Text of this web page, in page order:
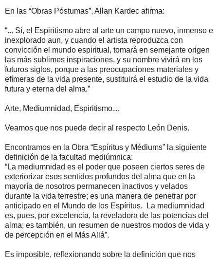
En las “Obras Póstumas”, Allan Kardec afirma:
“... Sí, el Espiritismo abre al arte un campo nuevo, inmenso e
inexplorado aun, y cuando el artista reproduzca con
convicción el mundo espiritual, tomará en semejante origen
las más sublimes inspiraciones, y su nombre vivirá en los
futuros siglos, porque a las preocupaciones materiales y
efímeras de la vida presente, sustituirá el estudio de la vida
futura y eterna del alma.”
Arte, Mediumnidad, Espiritismo…
Veamos que nos puede decir al respecto León Denis.
Encontramos en la Obra “Espíritus y Médiums” la siguiente
definición de la facultad mediúmnica:
“La mediumnidad es el poder que poseen ciertos seres de
exteriorizar esos sentidos profundos del alma que en la
mayoría de nosotros permanecen inactivos y velados
durante la vida terrestre; es una manera de penetrar por
anticipado en el Mundo de los Espíritus. La mediumnidad
es, pues, por excelencia, la reveladora de las potencias del
alma; es también, un resumen de nuestros modos de vida y
de percepción en el Más Allá”.
Es imposible, reflexionando sobre la definición que nos